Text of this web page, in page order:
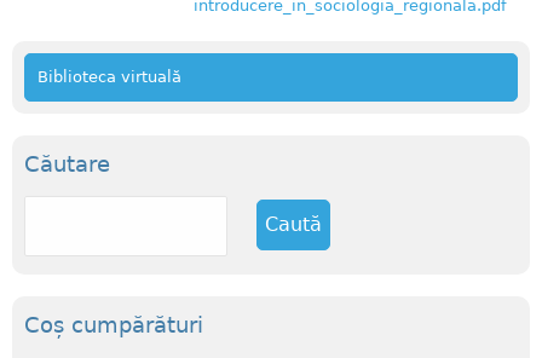
introducere_in_sociologia_regionala.pdf
Biblioteca virtuală
Căutare
C
Coș cumpărături